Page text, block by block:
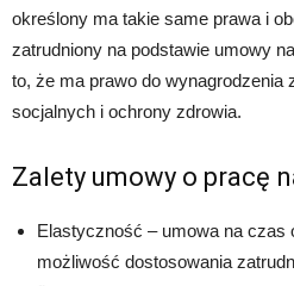
określony ma takie same prawa i
zatrudniony na podstawie umowy
to, że ma prawo do wynagrodzenia
socjalnych i ochrony zdrowia.
Zalety umowy o pracę
Elastyczność – umowa na czas
możliwość dostosowania